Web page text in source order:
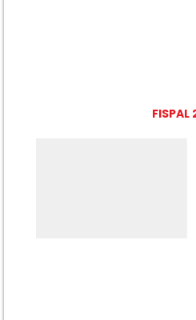
FISPAL